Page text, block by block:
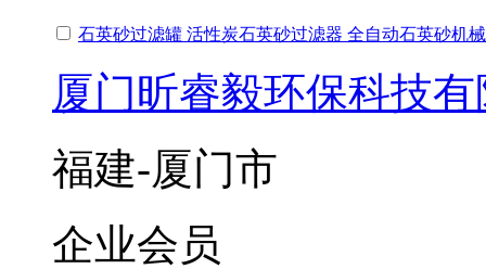
石英砂过滤罐 活性炭石英砂过滤器 全自动石英砂机
厦门昕睿毅环保科技
福建-厦门市
企业会员